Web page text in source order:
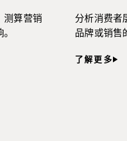
测算营销
分析消费者
品牌或销售
了解更多